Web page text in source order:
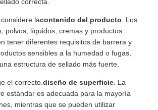
correcta.
lacontenido del producto. Los
polvos, líquidos, cremas y productos
tener diferentes requisitos de barrera y
sensibles a la humedad o fugas,
estructura de sellado más fuerte.
el correcto.diseño de superficie. La
estándar es adecuada para la mayoría
mientras que se pueden utilizar